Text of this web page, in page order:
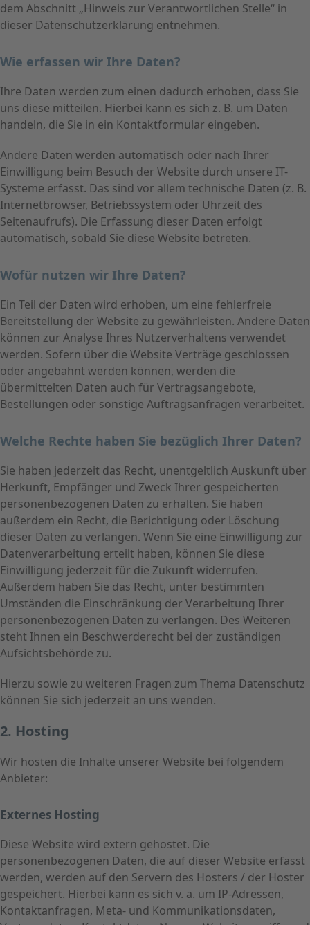
dem Abschnitt „Hinweis zur Verantwortlichen Stelle“ in
dieser Datenschutzerklärung entnehmen.
Wie erfassen wir Ihre Daten?
Ihre Daten werden zum einen dadurch erhoben, dass Sie
uns diese mitteilen. Hierbei kann es sich z. B. um Daten
handeln, die Sie in ein Kontaktformular eingeben.
Andere Daten werden automatisch oder nach Ihrer
Einwilligung beim Besuch der Website durch unsere IT-
Systeme erfasst. Das sind vor allem technische Daten (z. B.
Internetbrowser, Betriebssystem oder Uhrzeit des
Seitenaufrufs). Die Erfassung dieser Daten erfolgt
automatisch, sobald Sie diese Website betreten.
Wofür nutzen wir Ihre Daten?
Ein Teil der Daten wird erhoben, um eine fehlerfreie
Bereitstellung der Website zu gewährleisten. Andere Daten
können zur Analyse Ihres Nutzerverhaltens verwendet
werden. Sofern über die Website Verträge geschlossen
oder angebahnt werden können, werden die
übermittelten Daten auch für Vertragsangebote,
Bestellungen oder sonstige Auftragsanfragen verarbeitet.
Welche Rechte haben Sie bezüglich Ihrer Daten?
Sie haben jederzeit das Recht, unentgeltlich Auskunft über
Herkunft, Empfänger und Zweck Ihrer gespeicherten
personenbezogenen Daten zu erhalten. Sie haben
außerdem ein Recht, die Berichtigung oder Löschung
dieser Daten zu verlangen. Wenn Sie eine Einwilligung zur
Datenverarbeitung erteilt haben, können Sie diese
Einwilligung jederzeit für die Zukunft widerrufen.
Außerdem haben Sie das Recht, unter bestimmten
Umständen die Einschränkung der Verarbeitung Ihrer
personenbezogenen Daten zu verlangen. Des Weiteren
steht Ihnen ein Beschwerderecht bei der zuständigen
Aufsichtsbehörde zu.
Hierzu sowie zu weiteren Fragen zum Thema Datenschutz
können Sie sich jederzeit an uns wenden.
2. Hosting
Wir hosten die Inhalte unserer Website bei folgendem
Anbieter:
Externes Hosting
Diese Website wird extern gehostet. Die
personenbezogenen Daten, die auf dieser Website erfasst
werden, werden auf den Servern des Hosters / der Hoster
gespeichert. Hierbei kann es sich v. a. um IP-Adressen,
Kontaktanfragen, Meta- und Kommunikationsdaten,